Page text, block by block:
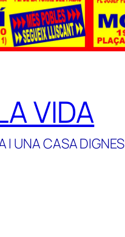
VIDA
I UNA CASA DIGNES